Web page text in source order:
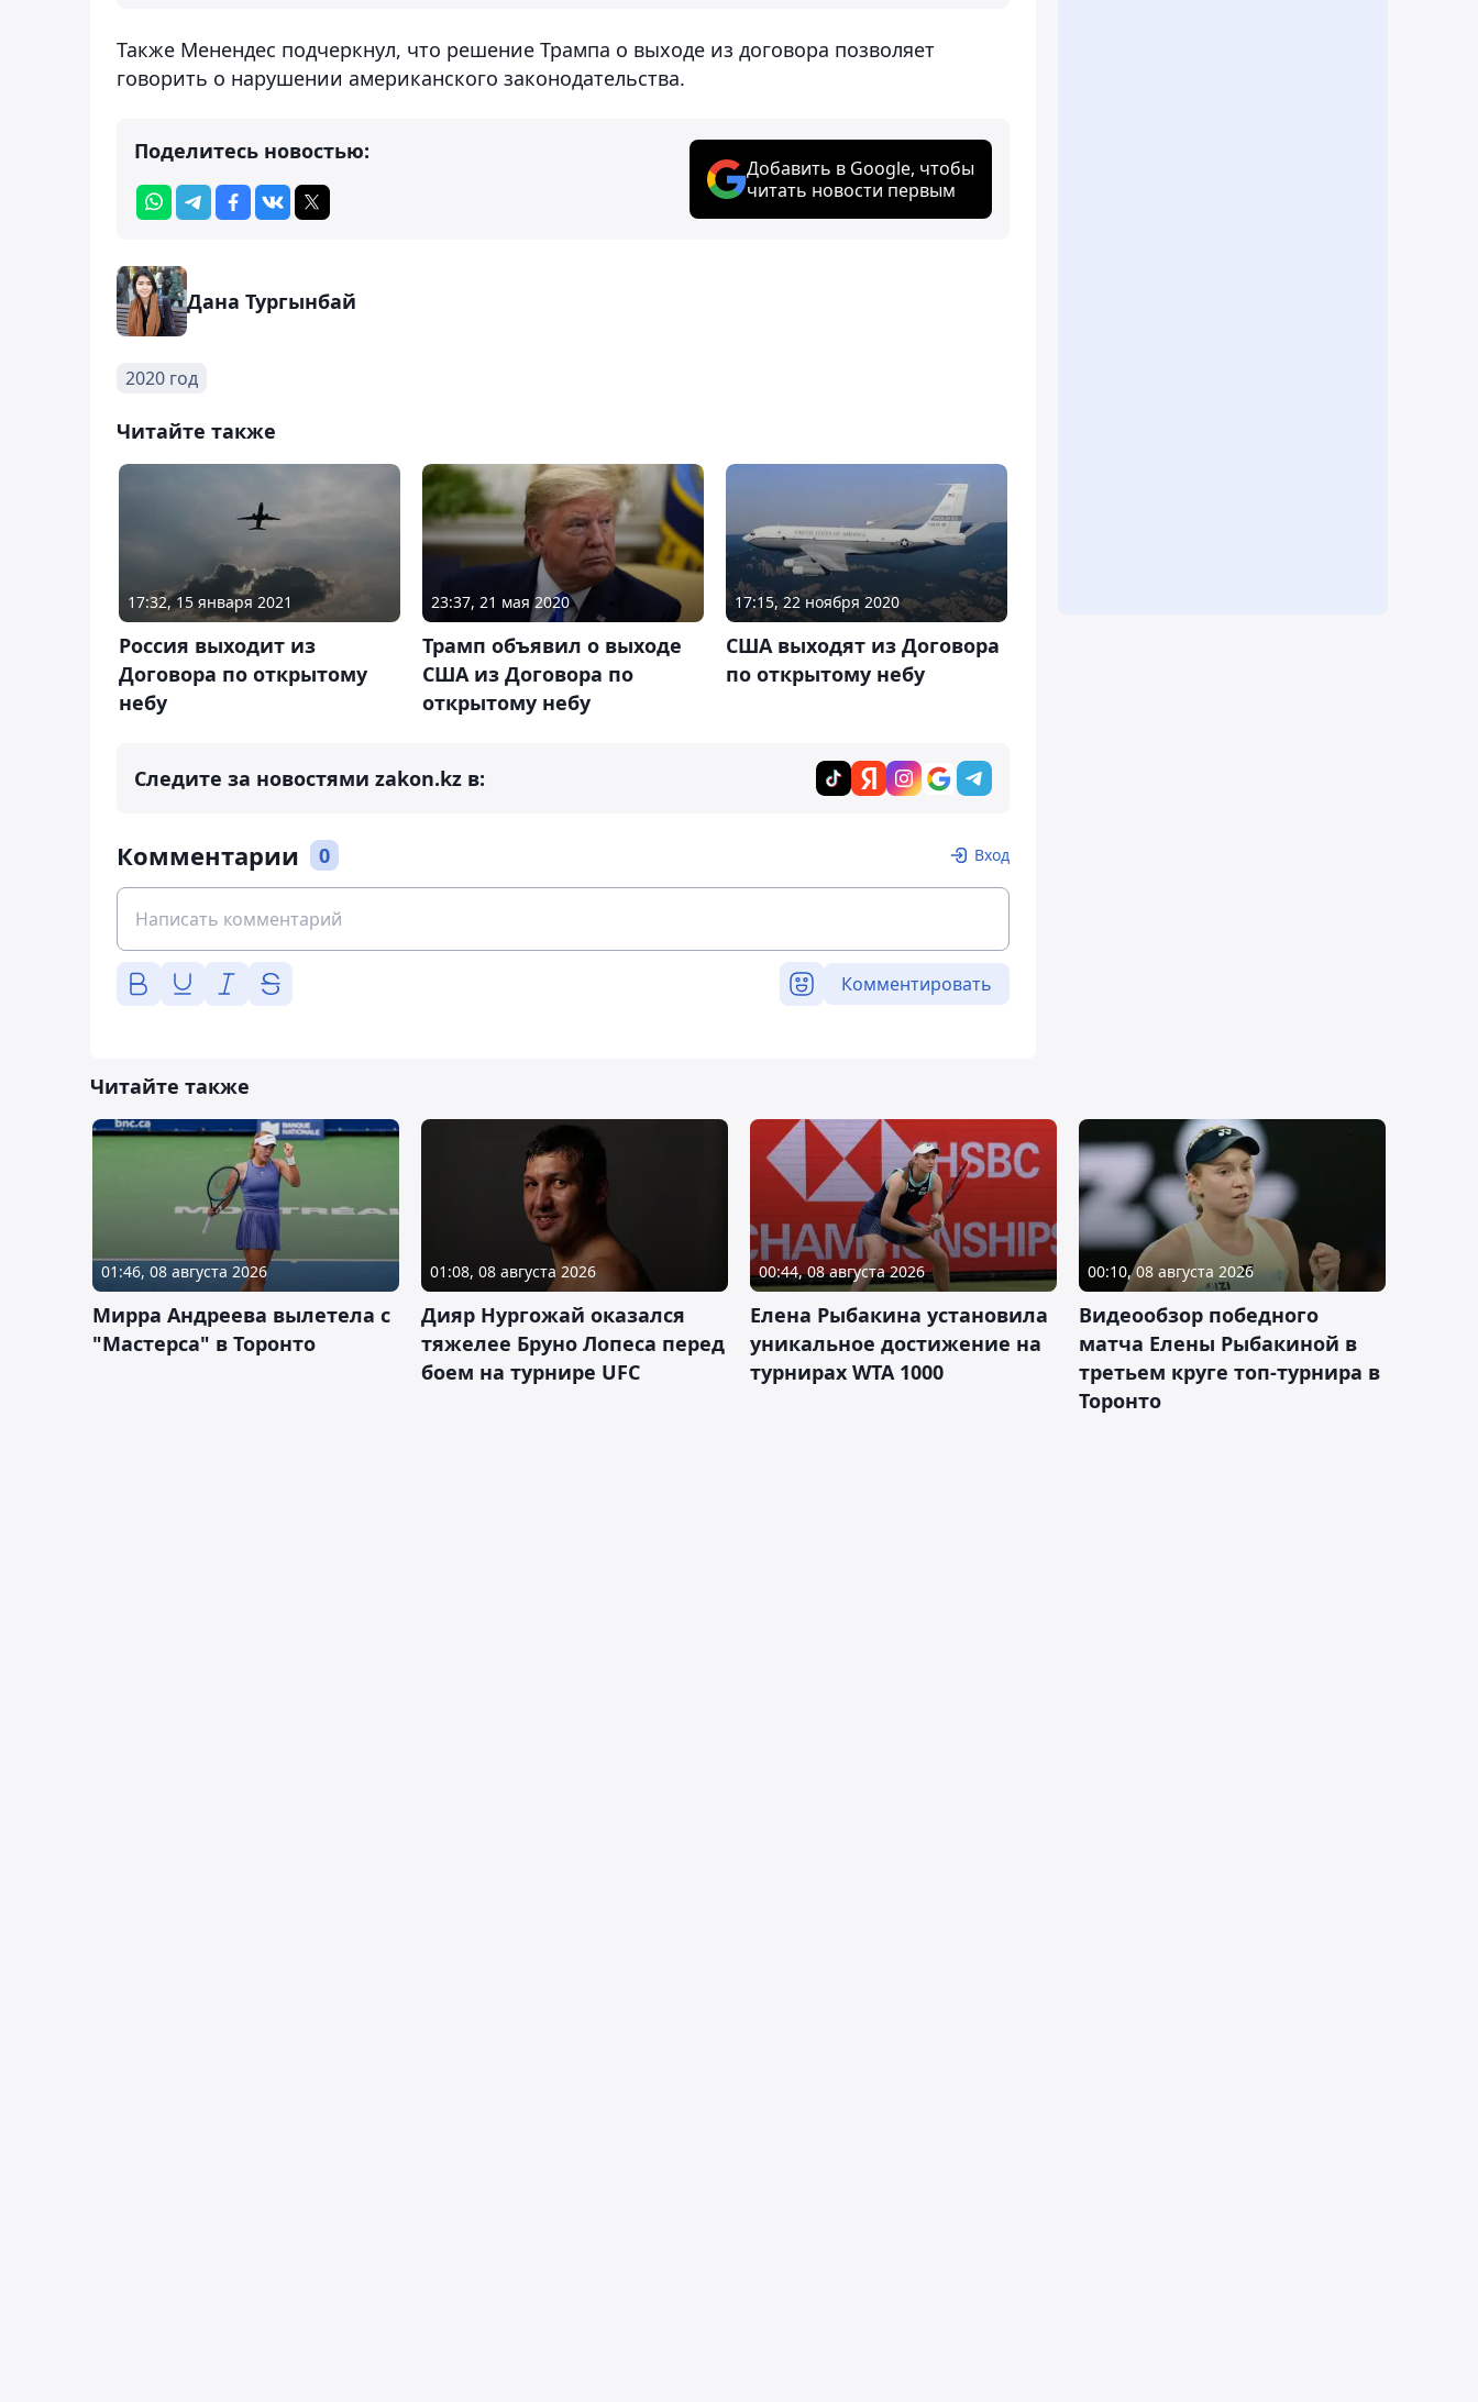
Также Менендес подчеркнул, что решение Трампа о выходе из договора позволяет
говорить о нарушении американского законодательства.
Поделитесь новостью:
Добавить в Google, чтобы
читать новости первым
Дана Тургынбай
2020 год
Читайте также
17:32, 15 января 2021
Россия выходит из
Договора по открытому
небу
23:37, 21 мая 2020
Трамп объявил о выходе
США из Договора по
открытому небу
17:15, 22 ноября 2020
США выходят из Договора
по открытому небу
Следите за новостями zakon.kz в:
Комментарии 0 Вход
Комментировать
Читайте также
01:46, 08 августа 2026
Мирра Андреева вылетела с
"Мастерса" в Торонто
01:08, 08 августа 2026
Дияр Нургожай оказался
тяжелее Бруно Лопеса перед
боем на турнире UFC
00:44, 08 августа 2026
Елена Рыбакина установила
уникальное достижение на
турнирах WTA 1000
00:10, 08 августа 2026
Видеообзор победного
матча Елены Рыбакиной в
третьем круге топ-турнира в
Торонто